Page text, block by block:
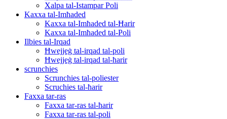
Xalpa tal-Istampar Poli
Kaxxa tal-Imħaded
Kaxxa tal-Imħaded tal-Ħarir
Kaxxa tal-Imħaded tal-Poli
Ilbies tal-Irqad
Ħwejjeġ tal-irqad tal-poli
Ħwejjeġ tal-irqad tal-ħarir
scrunchies
Scrunchies tal-poliester
Scruchies tal-ħarir
Faxxa tar-ras
Faxxa tar-ras tal-ħarir
Faxxa tar-ras tal-poli